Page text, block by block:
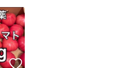
いいね！